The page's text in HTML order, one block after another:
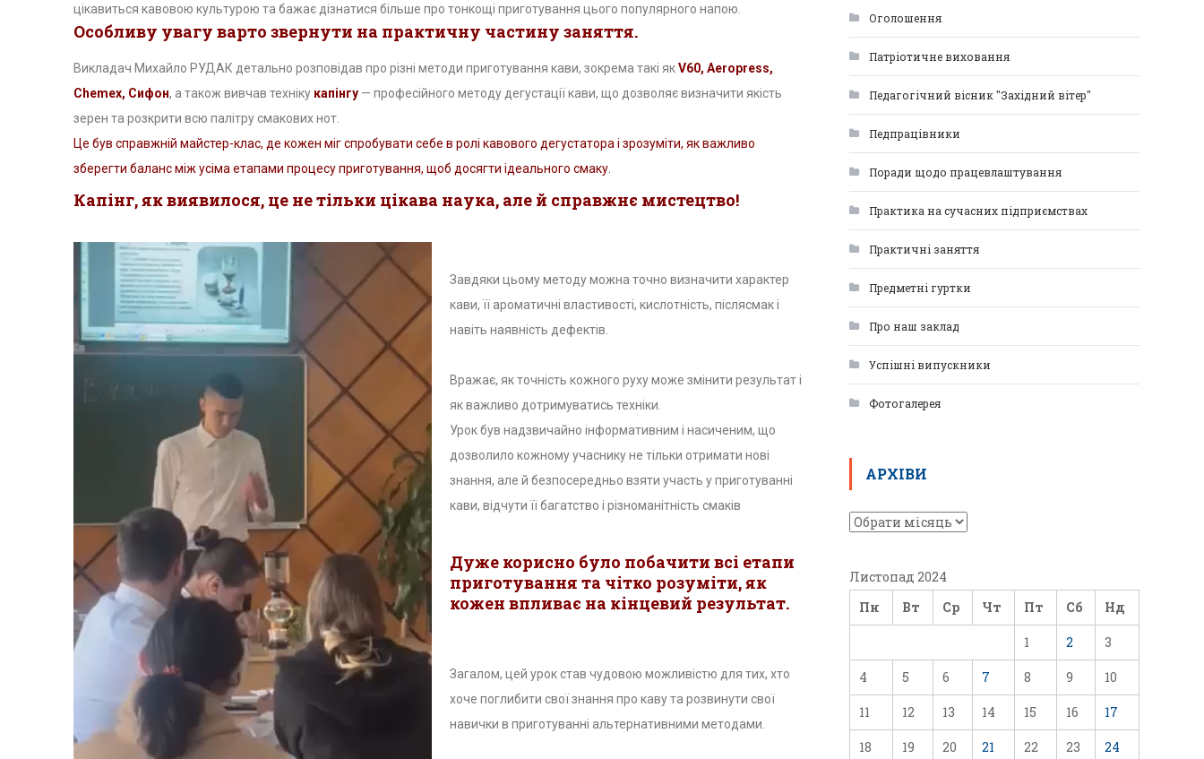
цікавиться кавовою культурою та бажає дізнатися більше про тонкощі приготування цього популярного напою.
Особливу увагу варто звернути на практичну частину заняття.
Викладач Михайло РУДАК детально розповідав про різні методи приготування кави, зокрема такі якV60, Aeropress,
Chemex, Сифон, а також вивчав техніку капінгу — професійного методу дегустації кави, що дозволяє визначити якість
зерен та розкрити всю палітру смакових нот.
Це був справжній майстер-клас, де кожен міг спробувати себе в ролі кавового дегустатора і зрозуміти, як важливо
зберегти баланс між усіма етапами процесу приготування, щоб досягти ідеального смаку.
Капінг, як виявилося, це не тільки цікава наука, але й справжнє мистецтво!
Завдяки цьому методу можна точно визначити характер
кави, її ароматичні властивості, кислотність, післясмак і
навіть наявність дефектів.
Вражає, як точність кожного руху може змінити результат і
як важливо дотримуватись техніки.
Урок був надзвичайно інформативним і насиченим, що
дозволило кожному учаснику не тільки отримати нові
знання, але й безпосередньо взяти участь у приготуванні
кави, відчути її багатство і різноманітність смаків
Дуже корисно було побачити всі етапи
приготування та чітко розуміти, як
кожен впливає на кінцевий результат.
Загалом, цей урок став чудовою можливістю для тих, хто
хоче поглибити свої знання про каву та розвинути свої
навички в приготуванні альтернативними методами.
Оголошення
Патріотичне виховання
Педагогічний вісник "Західний вітер"
Педпрацівники
Поради щодо працевлаштування
Практика на сучасних підприємствах
Практичні заняття
Предметні гуртки
Про наш заклад
Успішні випускники
Фотогалерея
АРХІВИ
Листопад 2024
Пн
Вт Ср Чт Пт Сб Нд
1 2 3
4 5 6 7 8 9 10
11 12 13 14 15 16 17
18 19 20 21 22 23 24